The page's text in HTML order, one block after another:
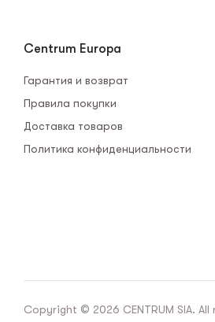
Centrum Europa
Гарантия и возврат
Правила покупки
Доставка товаров
Политика конфиденциальности
Copyright © 2026 CENTRUM SIA.